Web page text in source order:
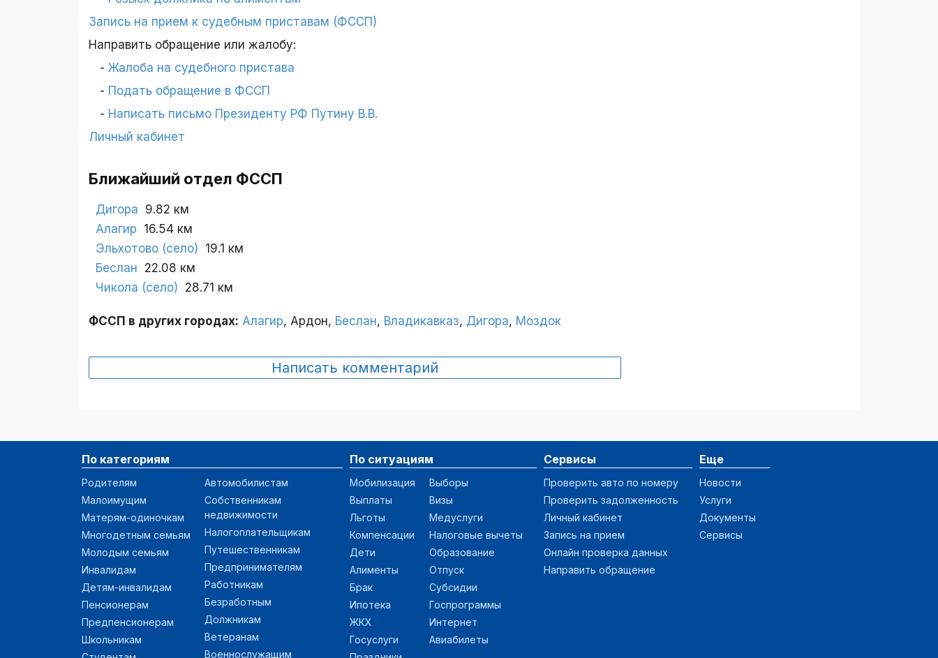
Запись на прием к судебным приставам (ФССП)
Направить обращение или жалобу:
Жалоба на судебного пристава
Подать обращение в ФССП
Написать письмо Президенту РФ Путину В.В.
Личный кабинет
Ближайший отдел ФССП
Дигора 9.82 км
Алагир 16.54 км
Эльхотово (село) 19.1 км
Беслан 22.08 км
Чикола (село) 28.71 км
ФССП в других городах: Алагир, Ардон, Беслан, Владикавказ, Дигора, Моздок
Написать комментарий
По категориям
Родителям
Малоимущим
Матерям-одиночкам
Многодетным семьям
Молодым семьям
Инвалидам
Детям-инвалидам
Пенсионерам
Предпенсионерам
Школьникам
Автомобилистам
Собственникам
недвижимости
Налогоплательщикам
Путешественникам
Предпринимателям
Работникам
Безработным
Должникам
Ветеранам
Военнослужащим
По ситуациям
Мобилизация
Выплаты
Льготы
Компенсации
Дети
Алименты
Брак
Ипотека
ЖКХ
Госуслуги
Выборы
Визы
Медуслуги
Налоговые вычеты
Образование
Отпуск
Субсидии
Госпрограммы
Интернет
Авиабилеты
Сервисы
Проверить авто по номеру
Проверить задолженность
Личный кабинет
Запись на прием
Онлайн проверка данных
Направить обращение
Еще
Новости
Услуги
Документы
Сервисы